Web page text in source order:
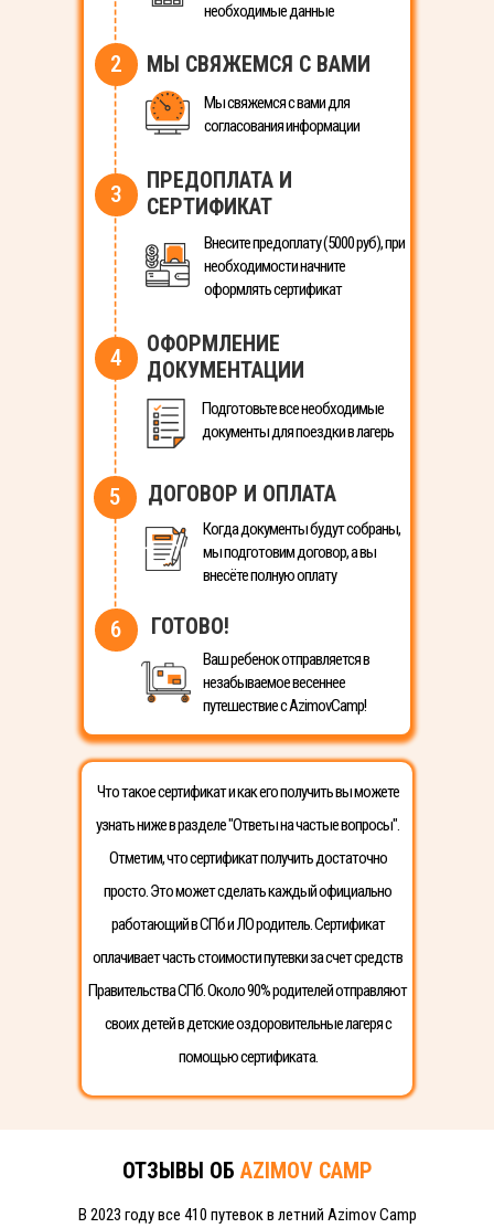
необходимые данные
МЫ СВЯЖЕМСЯ С ВАМИ
Мы свяжемся с вами для
согласования информации
2
ПРЕДОПЛАТА И
СЕРТИФИКАТ
Внесите предоплату (5000 руб), при
необходимости начните
оформлять сертификат
3
ГОТОВО!
Ваш ребенок отправляется в
незабываемое весеннее
путешествие с AzimovCamp!
6
ДОГОВОР И ОПЛАТА
Когда документы будут собраны,
мы подготовим договор, а вы
внесёте полную оплату
ОФОРМЛЕНИЕ
ДОКУМЕНТАЦИИ
Подготовьте все необходимые
документы для поездки в лагерь
5
4
Что такое сертификат и как его получить вы можете
узнать ниже в разделе "Ответы на частые вопросы".
Отметим, что сертификат получить достаточно
просто. Это может сделать каждый официально
работающий в СПб и ЛО родитель. Сертификат
оплачивает часть стоимости путевки за счет средств
Правительства СПб. Около 90% родителей отправляют
своих детей в детские оздоровительные лагеря с
помощью сертификата.
ОТЗЫВЫ ОБ AZIMOV CAMP
В 2023 году все 410 путевок в летний Azimov Camp